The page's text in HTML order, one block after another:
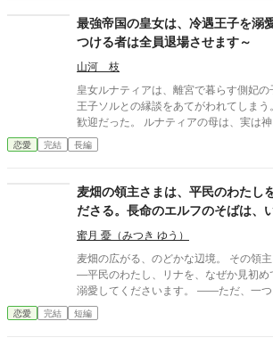
最強帝国の皇女は、冷遇王子を
つける者は全員退場させます～
山河 枝
皇女ルナティアは、離宮で暮らす側妃
王子ソルとの縁談をあてがわれてしまう。 しかし、彼女は冷遇
歓迎だった。 ルナティアの母は、実は神。 ただし神と人の子は禁
忌とされる。 上位の神に知られれば、
う。 それならソルに嫁げば冷遇＝放置されて正体を隠せるので
ちながらも優しい青年。 ルナティアは恋に
彼は、冷遇どころか虐げられていた。 「私の王子様になんてこと
を！」 ルナティアは母譲りの“運命を操る力”で、ソルの敵を次々
に自滅させていく。 ソルはルナティアか
も、喜びを隠せない。 だが怯えながら生きてきた彼は、 「僕のそ
ばにいたら、あなたまで傷けられるから」 と、婚約破棄を促
きて……
恋愛 完結 長編
麦畑の領主さまは、平民のわたし
ださる。長命のエルフのそばは、
かで—麦の穂ずれとわたしの声だけ
蜜月 憂（みつき ゆう）
麦畑の広がる、のどかな辺境。 その領
―平民のわたし、リナを、なぜか見初め
溺愛してくださいます。 ――ただ、一つ。 領主さまのおそばは、
いつも、不思議なほど、静かなのです
口も、噂話も。……なぜだか、わたしの
恋愛 完結 短編